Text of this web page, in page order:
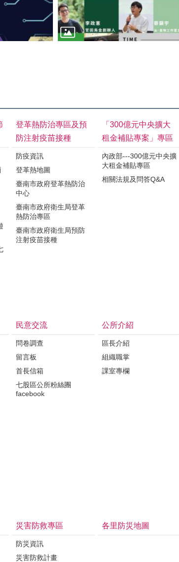
登革熱防治專區及預
防注射疫苗接種
防疫資訊
登革熱地圖
臺南市政府登革熱防治
中心
臺南市政府衛生局登革
熱防治專區
臺南市政府衛生局預防
注射疫苗接種
「300億元中央擴大
租金補貼專案」專區
內政部---300億元中央擴
大租金補貼專區
相關法規及問答Q&A
民意交流
問卷調查
留言板
首長信箱
七股區公所粉絲團
facebook
公所介紹
區長介紹
組織職掌
課室專欄
災害防救專區
防災資訊
災害防救計畫
各里防災地圖